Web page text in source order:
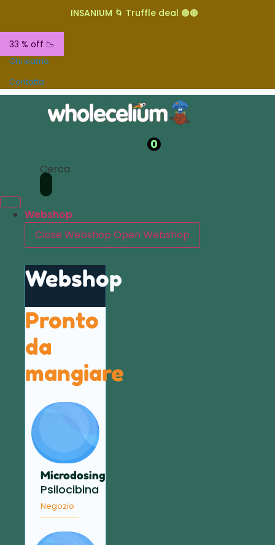
INSANIUM 🌀 Truffle deal 🟤🟤
33 % off 📉
Chi siamo
Contatta
0
Cerca
Webshop
Close Webshop Open Webshop
Webshop
Pronto
da
mangiare
Microdosing
Psilocibina
Negozio